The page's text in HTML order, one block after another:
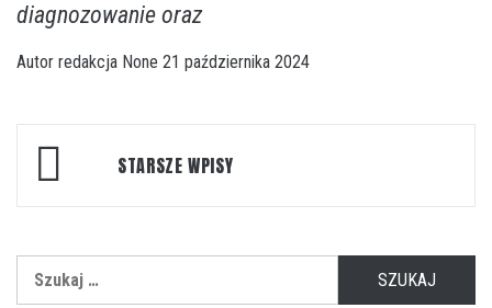
diagnozowanie oraz
Autor redakcja None 21 października 2024
Nawigacja
po STARSZE WPISY